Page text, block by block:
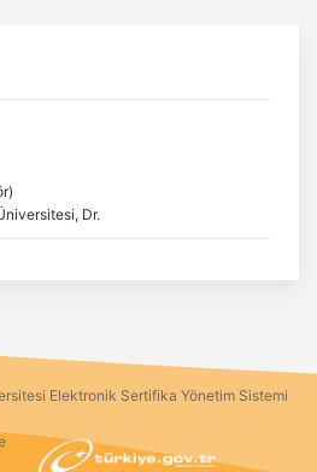
Dr.
Elektronik Sertifika Yönetim Sistemi